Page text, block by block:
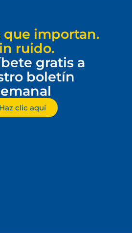
que importan.
ruido.
gratis a
boletín
Haz clic aquí